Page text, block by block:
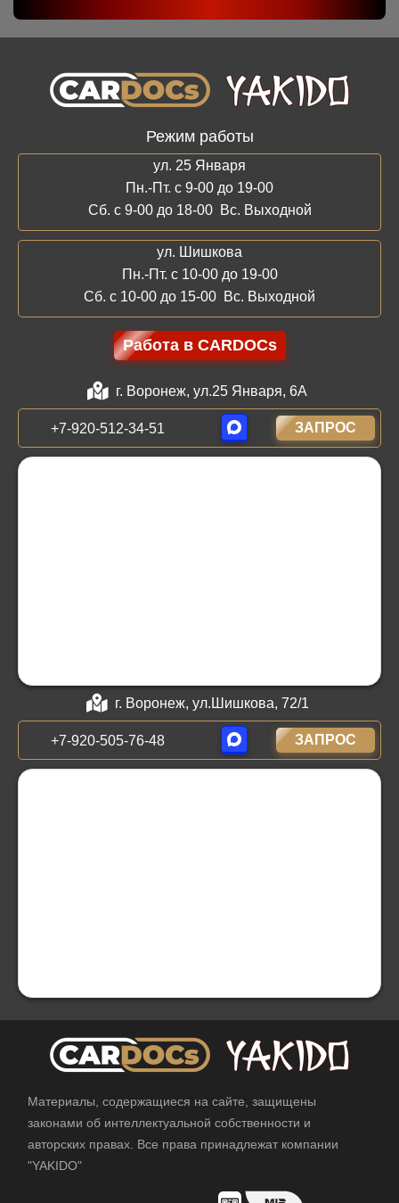
Режим работы
ул. 25 Января
Пн.-Пт. с 9-00 до 19-00
Сб. с 9-00 до 18-00 Вс. Выходной
ул. Шишкова
Пн.-Пт. с 10-00 до 19-00
Сб. с 10-00 до 15-00 Вс. Выходной
Работа в CARDOCs
г. Воронеж, ул.25 Января, 6А
+7-920-512-34-51 ЗАПРОС
г. Воронеж, ул.Шишкова, 72/1
+7-920-505-76-48 ЗАПРОС
Материалы, содержащиеся на сайте, защищены
законами об интеллектуальной собственности и
авторских правах. Все права принадлежат компании
"YAKIDO"